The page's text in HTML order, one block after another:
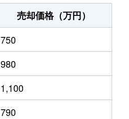
売却価格（万円）
750
980
1,100
790